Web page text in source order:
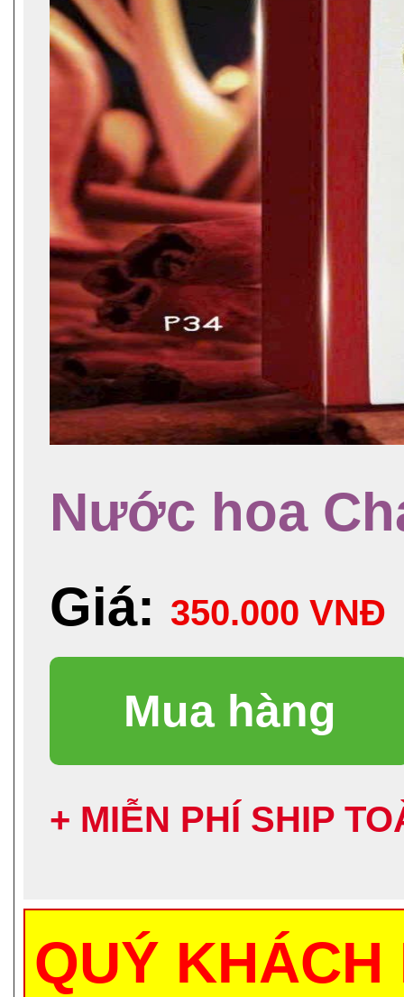
Nước hoa
Giá: 350.000 VNĐ
+ MIỄN PHÍ SHIP
QUÝ